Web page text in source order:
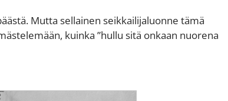
Mutta sellainen seikkailijaluonne tämä
kuinka ”hullu sitä onkaan nuorena